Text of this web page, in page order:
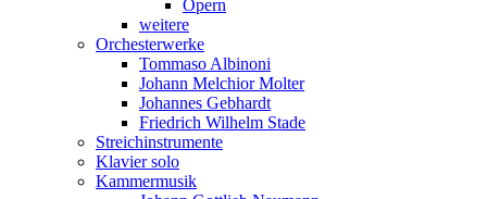
Opern
weitere
Orchesterwerke
Tommaso Albinoni
Johann Melchior Molter
Johannes Gebhardt
Friedrich Wilhelm Stade
Streichinstrumente
Klavier solo
Kammermusik